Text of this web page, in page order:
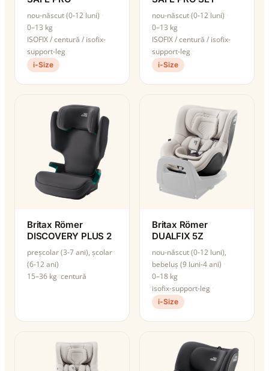
nou-născut (0-12 luni)
0–13 kg
ISOFIX / centură / isofix-
support-leg
i-Size
nou-născut (0-12 luni)
0–13 kg
ISOFIX / centură / isofix-
support-leg
i-Size
Britax Römer
DISCOVERY PLUS 2
preșcolar (3-7 ani), școlar
(6-12 ani)
15–36 kg centură
Britax Römer
DUALFIX 5Z
nou-născut (0-12 luni),
bebeluș (9 luni-4 ani)
0–18 kg
isofix-support-leg
i-Size